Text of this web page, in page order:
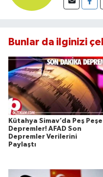
Bunlar da ilginizi
Kütahya Simav’da Peş Peşe
Depremler! AFAD Son
Depremler Verilerini
Paylaştı